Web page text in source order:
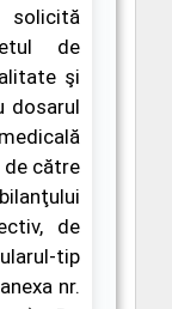
solicită
de
şi
dosarul
de către
de
tip
nr.